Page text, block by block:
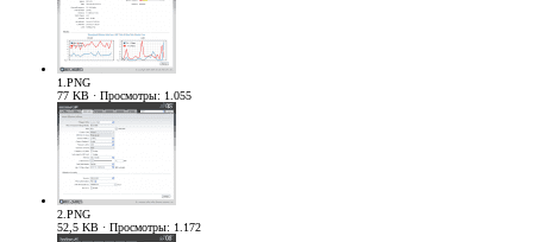
1.PNG
77 KB · Просмотры: 1.055
2.PNG
52,5 KB · Просмотры: 1.172